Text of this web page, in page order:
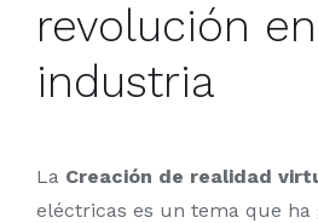
revolución
industria
La Creación de realidad
eléctricas es un tema que ha